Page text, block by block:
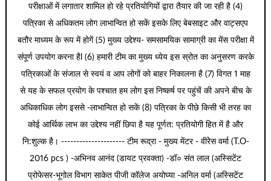
परीक्षाओं में लगातार शामिल हो रहे प्रतियोगियों द्वारा तैयार की जा रही है (4)
पत्रिका से अधिकतम लोग लाभान्वित हो सकें इसके लिए बेबसाइट और वाट्सएप
बतौर माध्यम के रूप में होगें (5) मुख्य उद्देश्य- समसामयिक सामाग्री का मेंस परीक्षा में
संपूर्ण उपयोग करना हैl (6) हमारी टीम का मुख्य ध्येय इस स्रोत का अनुसरण करके
पत्रिकाओं के संजाल से स्वयं व आप लोगों को बाहर निकालना है (7) विगत 1 माह
से यह के सफल प्रयोग के पश्चात हम लोग इस निष्कर्ष पर पहुंचें की अपने बीच के
अधिकाधिक लोग इससे -लाभान्वित हो सकें (8) पत्रिका के पीछे किसी भी तरह का
कोई आर्थिक लाभ का उद्देश्य नहीं छिपा है यह पूर्णत: प्रतियोगी हित में है और
नि:शुल्क है। --------------------- टीम रूद्रा - मुख्य मेंटर - वीरेेस वर्मा (T.O-
2016 pcs ) -अभिनव आनंद (डायट प्रवक्ता) -डॉ० संत लाल (अस्सिटेंट
प्रोफेसर-भूगोल विभाग साकेत पीजी कॉलेज अयोघ्या -अनिल वर्मा (अस्सिटेंट